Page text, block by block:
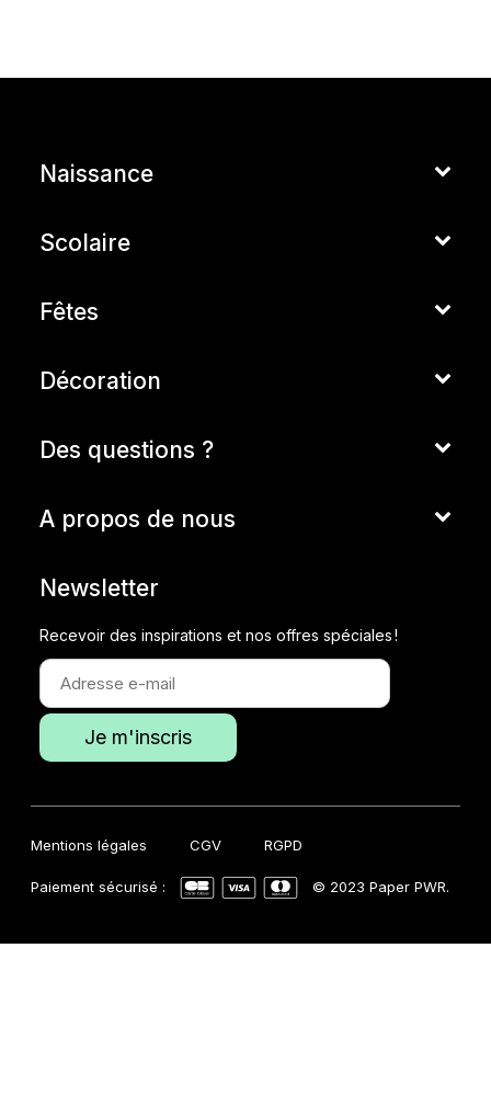
Naissance
Scolaire
Fêtes
Décoration
Des questions ?
A propos de nous
Newsletter
Recevoir des inspirations et nos offres spéciales !
Mentions légales CGV RGPD
Paiement sécurisé : © 2023 Paper PWR.